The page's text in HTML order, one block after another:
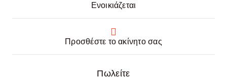
Ενοικιάζεται
Προσθέστε το ακίνητο σας
Πωλείτε